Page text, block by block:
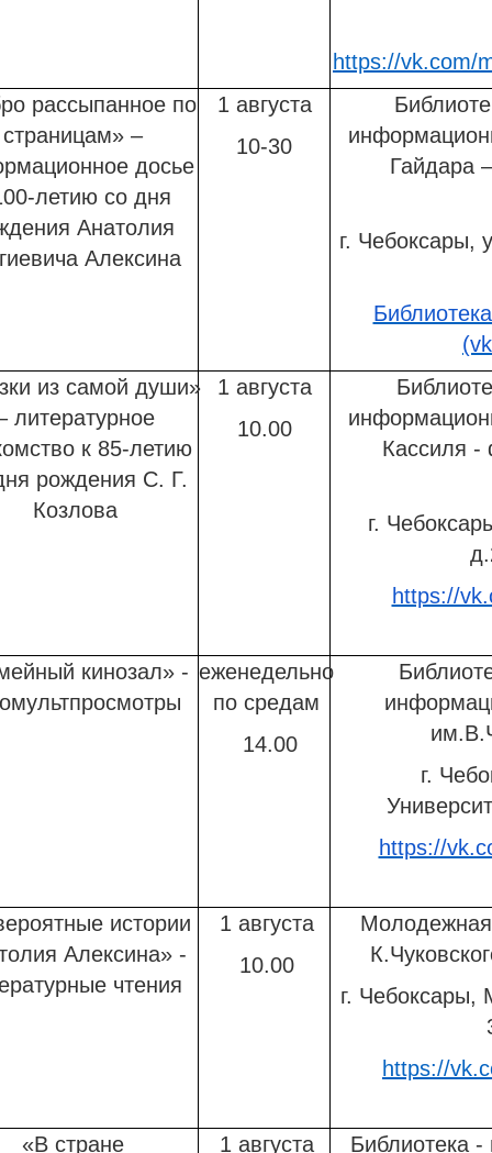
https://vk.com/
рассыпанное по
страницам» –
досье
летию со дня
Анатолия
Алексина
1 августа
10-30
Гайдара
г. Чебоксары,
из самой души»
литературное
к 85-летию
рождения С. Г.
Козлова
1 августа
10.00
Кассиля
г.
https://
кинозал» - еженедельно
по средам
14.00
г.
https://
истории
Алексина» -
чтения
1 августа
10.00
г. Чебоксары,
https://
«В стране
1 августа
Библиотека -